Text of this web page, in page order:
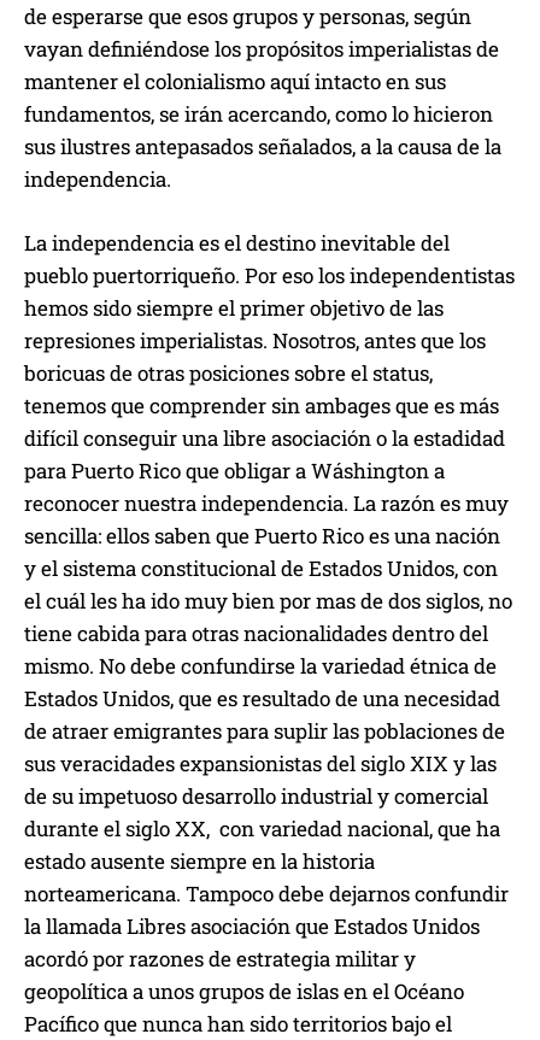
de esperarse que esos grupos y personas, según
vayan definiéndose los propósitos imperialistas de
mantener el colonialismo aquí intacto en sus
fundamentos, se irán acercando, como lo hicieron
sus ilustres antepasados señalados, a la causa de la
independencia.
La independencia es el destino inevitable del
pueblo puertorriqueño. Por eso los independentistas
hemos sido siempre el primer objetivo de las
represiones imperialistas. Nosotros, antes que los
boricuas de otras posiciones sobre el status,
tenemos que comprender sin ambages que es más
difícil conseguir una libre asociación o la estadidad
para Puerto Rico que obligar a Wáshington a
reconocer nuestra independencia. La razón es muy
sencilla: ellos saben que Puerto Rico es una nación
y el sistema constitucional de Estados Unidos, con
el cuál les ha ido muy bien por mas de dos siglos, no
tiene cabida para otras nacionalidades dentro del
mismo. No debe confundirse la variedad étnica de
Estados Unidos, que es resultado de una necesidad
de atraer emigrantes para suplir las poblaciones de
sus veracidades expansionistas del siglo XIX y las
de su impetuoso desarrollo industrial y comercial
durante el siglo XX, con variedad nacional, que ha
estado ausente siempre en la historia
norteamericana. Tampoco debe dejarnos confundir
la llamada Libres asociación que Estados Unidos
acordó por razones de estrategia militar y
geopolítica a unos grupos de islas en el Océano
Pacífico que nunca han sido territorios bajo el